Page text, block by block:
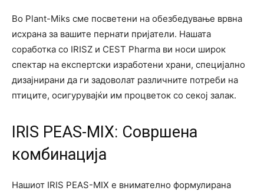
Во Plant-Miks сме посветени на обезбедување врвна
исхрана за вашите пернати пријатели. Нашата
соработка со IRISZ и CEST Pharma ви носи широк
спектар на експертски изработени храни, специјално
дизајнирани да ги задоволат различните потреби на
птиците, осигурувајќи им процветок со секој залак.
IRIS PEAS-MIX: Совршена
комбинација
Нашиот IRIS PEAS-MIX е внимателно формулирана